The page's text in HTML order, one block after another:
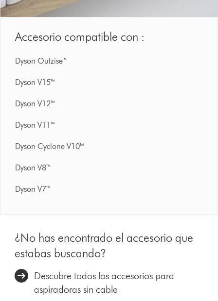
Accesorio compatible con :
Dyson Outzise™
Dyson V15™
Dyson V12™
Dyson V11™
Dyson Cyclone V10™
Dyson V8™
Dyson V7™
¿No has encontrado el accesorio que
estabas buscando?
Descubre todos los accesorios para
aspiradoras sin cable